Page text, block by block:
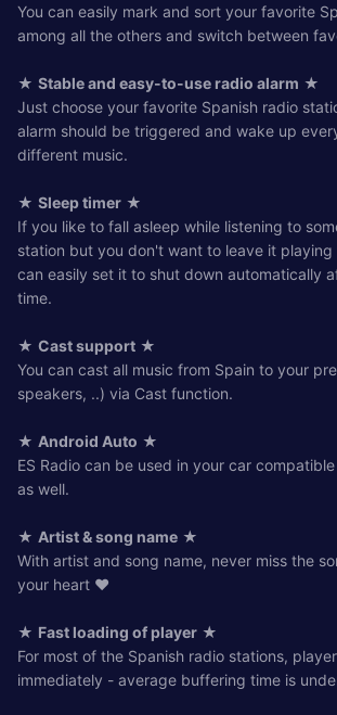
You can easily mark and sort your favorite
among all the others and switch between
★ Stable and easy-to-use radio alarm ★
Just choose your favorite Spanish radio
alarm should be triggered and wake up
different music.
★ Sleep timer ★
If you like to fall asleep while listening to
station but you don't want to leave it playing
can easily set it to shut down automatically
time.
★ Cast support ★
You can cast all music from Spain to your
speakers, ..) via Cast function.
★ Android Auto ★
ES Radio can be used in your car
as well.
★ Artist & song name ★
With artist and song name, never miss the
your heart ❤️
★ Fast loading of player ★
For most of the Spanish radio stations,
immediately - average buffering time is